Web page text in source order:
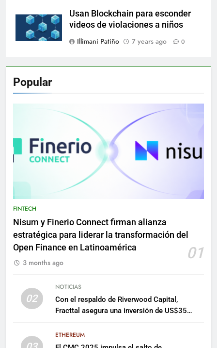
Usan Blockchain para esconder
videos de violaciones a niños
Illimani Patiño
7 years ago 0
Popular
FINTECH
Nisum y Finerio Connect firman alianza
estratégica para liderar la transformación del
Open Finance en Latinoamérica
01
3 months ago
02
NOTICIAS
Con el respaldo de Riverwood Capital,
Fracttal asegura una inversión de US$35
ETHEREUM